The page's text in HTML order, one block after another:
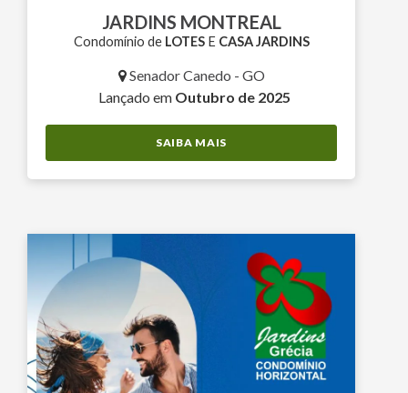
JARDINS MONTREAL
Condomínio de LOTESE CASA JARDINS
Senador Canedo - GO
Lançado em Outubro de 2025
SAIBA MAIS